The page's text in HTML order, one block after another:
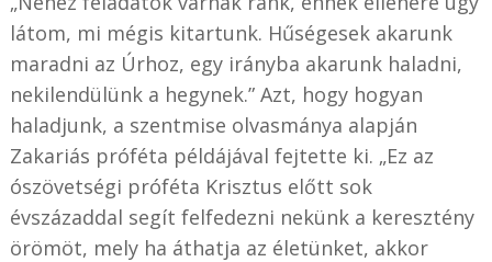
látom, mi mégis kitartunk. Hűségesek akarunk
maradni az Úrhoz, egy irányba akarunk haladni,
nekilendülünk a hegynek.” Azt, hogy hogyan
haladjunk, a szentmise olvasmánya alapján
Zakariás próféta példájával fejtette ki. „Ez az
ószövetségi próféta Krisztus előtt sok
évszázaddal segít felfedezni nekünk a keresztény
örömöt, mely ha áthatja az életünket, akkor